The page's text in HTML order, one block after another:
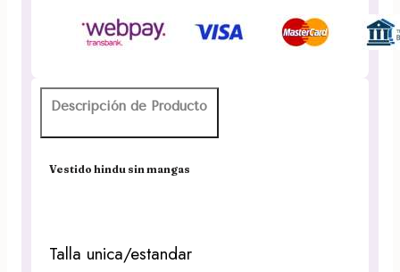
Descripción de Producto
Vestido hindu sin mangas
Talla unica/estandar